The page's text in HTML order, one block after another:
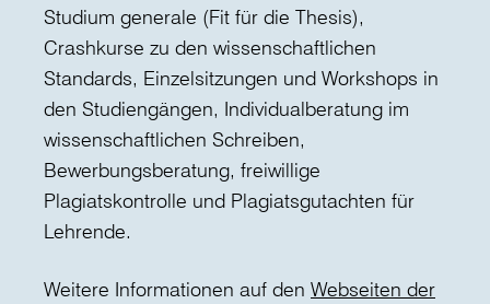
Studium generale (Fit für die Thesis),
Crashkurse zu den wissenschaftlichen
Standards, Einzelsitzungen und Workshops in
den Studiengängen, Individualberatung im
wissenschaftlichen Schreiben,
Bewerbungsberatung, freiwillige
Plagiatskontrolle und Plagiatsgutachten für
Lehrende.
Weitere Informationen auf den Webseiten der